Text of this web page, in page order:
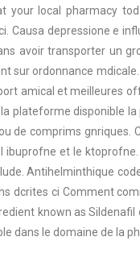
local pharmacy
depressione e
avoir transporter un
sur ordonnance
amical et meilleures
plateforme disponible
de comprims
et le
Antihelminthique
dcrites ci Comment
known as
dans le domaine de la